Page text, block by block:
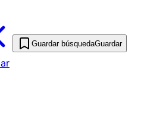
Guardar búsquedaGuardar